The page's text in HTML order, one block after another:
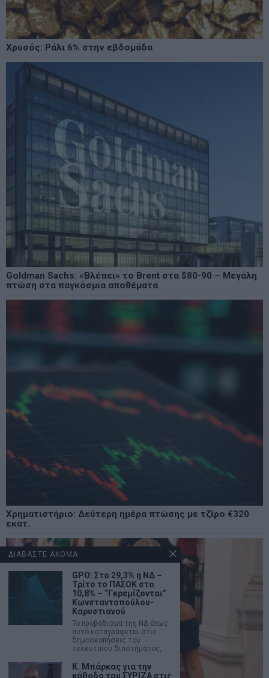
Χρυσός: Ράλι 6% στην εβδομάδα
Goldman Sachs: «Βλέπει» το Brent στα $80-90 – Μεγάλη
πτώση στα παγκόσμια αποθέματα
Χρηματιστήριο: Δεύτερη ημέρα πτώσης με τζίρο €320
εκατ.
ΔΙΑΒΑΣΤΕ ΑΚΟΜΑ
GPO: Στο 29,3% η ΝΔ –
Τρίτο το ΠΑΣΟΚ στο
10,8% – “Γκρεμίζονται”
Κωνσταντοπούλου-
Καρυστιανού
Το προβάδισμα της ΝΔ όπως
αυτό καταγράφεται στις
δημοσκοπήσεις του
τελευταίου διαστήματος,
Κ. Μπάρκας για την
κάθοδο του ΣΥΡΙΖΑ στις